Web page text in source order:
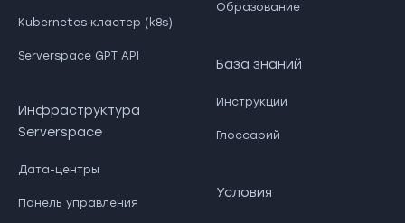
Kubernetes кластер (k8s)
Serverspace GPT API
Инфраструктура
Serverspace
Дата-центры
Панель управления
Образование
База знаний
Инструкции
Глоссарий
Условия